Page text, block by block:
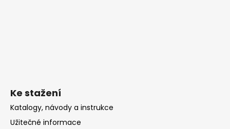
Ke stažení
Katalogy, návody a instrukce
Užitečné informace